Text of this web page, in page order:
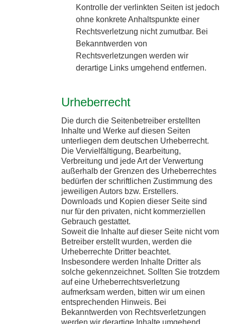
Kontrolle der verlinkten Seiten ist jedoch
ohne konkrete Anhaltspunkte einer
Rechtsverletzung nicht zumutbar. Bei
Bekanntwerden von
Rechtsverletzungen werden wir
derartige Links umgehend entfernen.
Urheberrecht
Die durch die Seitenbetreiber erstellten
Inhalte und Werke auf diesen Seiten
unterliegen dem deutschen Urheberrecht.
Die Vervielfältigung, Bearbeitung,
Verbreitung und jede Art der Verwertung
außerhalb der Grenzen des Urheberrechtes
bedürfen der schriftlichen Zustimmung des
jeweiligen Autors bzw. Erstellers.
Downloads und Kopien dieser Seite sind
nur für den privaten, nicht kommerziellen
Gebrauch gestattet.
Soweit die Inhalte auf dieser Seite nicht vom
Betreiber erstellt wurden, werden die
Urheberrechte Dritter beachtet.
Insbesondere werden Inhalte Dritter als
solche gekennzeichnet. Sollten Sie trotzdem
auf eine Urheberrechtsverletzung
aufmerksam werden, bitten wir um einen
entsprechenden Hinweis. Bei
Bekanntwerden von Rechtsverletzungen
werden wir derartige Inhalte umgehend